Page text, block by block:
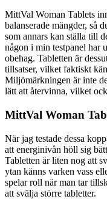
MittVal Woman Tablets
balanserade mängder, så
som annars kan ställa till
någon i min testpanel har
obehag. Tabletten är
tillsatser, vilket faktiskt
Miljömärkningen är inte
lätt att återvinna, vilket
MittVal Woman
När jag testade dessa
att energinivån höll sig
Tabletten är liten nog att
ytan känns varken vass
spelar roll när man tar
att svälja större tabletter.